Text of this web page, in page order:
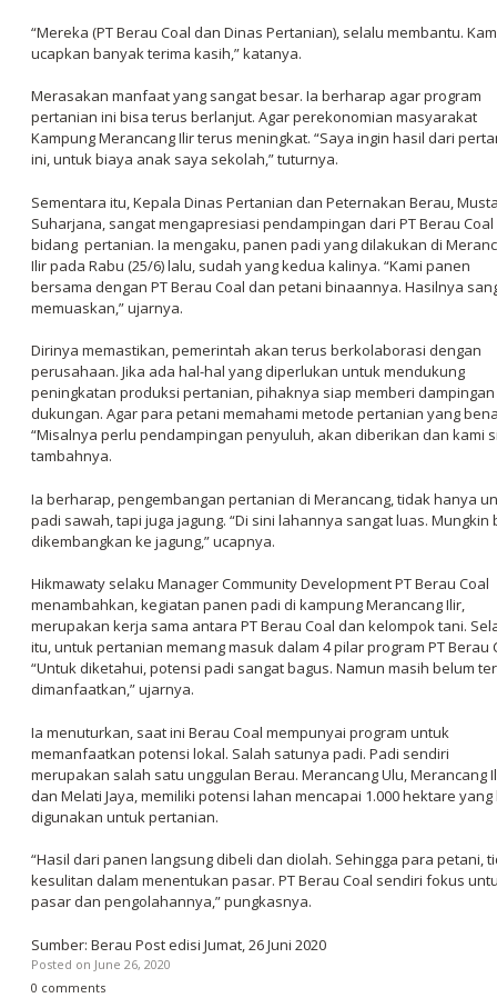
“Mereka (PT Berau Coal dan Dinas Pertanian), selalu membantu.
ucapkan banyak terima kasih,” katanya.
Merasakan manfaat yang sangat besar. Ia berharap agar program
pertanian ini bisa terus berlanjut. Agar perekonomian masyarakat
Kampung Merancang Ilir terus meningkat. “Saya ingin hasil dari
ini, untuk biaya anak saya sekolah,” tuturnya.
Sementara itu, Kepala Dinas Pertanian dan Peternakan Berau,
Suharjana, sangat mengapresiasi pendampingan dari PT Berau Coal
bidang pertanian. Ia mengaku, panen padi yang dilakukan di
Ilir pada Rabu (25/6) lalu, sudah yang kedua kalinya. “Kami panen
bersama dengan PT Berau Coal dan petani binaannya. Hasilnya
memuaskan,” ujarnya.
Dirinya memastikan, pemerintah akan terus berkolaborasi dengan
perusahaan. Jika ada hal-hal yang diperlukan untuk mendukung
peningkatan produksi pertanian, pihaknya siap memberi
dukungan. Agar para petani memahami metode pertanian yang
“Misalnya perlu pendampingan penyuluh, akan diberikan dan kami
tambahnya.
Ia berharap, pengembangan pertanian di Merancang, tidak hanya
padi sawah, tapi juga jagung. “Di sini lahannya sangat luas. Mungkin
dikembangkan ke jagung,” ucapnya.
Hikmawaty selaku Manager Community Development PT Berau Coal
menambahkan, kegiatan panen padi di kampung Merancang Ilir,
merupakan kerja sama antara PT Berau Coal dan kelompok tani.
itu, untuk pertanian memang masuk dalam 4 pilar program PT Berau
“Untuk diketahui, potensi padi sangat bagus. Namun masih belum
dimanfaatkan,” ujarnya.
Ia menuturkan, saat ini Berau Coal mempunyai program untuk
memanfaatkan potensi lokal. Salah satunya padi. Padi sendiri
merupakan salah satu unggulan Berau. Merancang Ulu, Merancang
dan Melati Jaya, memiliki potensi lahan mencapai 1.000 hektare yang
digunakan untuk pertanian.
“Hasil dari panen langsung dibeli dan diolah. Sehingga para petani,
kesulitan dalam menentukan pasar. PT Berau Coal sendiri fokus
pasar dan pengolahannya,” pungkasnya.
Sumber: Berau Post edisi Jumat, 26 Juni 2020
Posted on June 26, 2020
0 comments